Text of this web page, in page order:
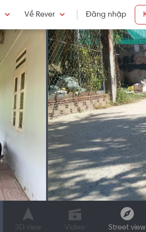
Về Rever Đăng nhập
3D view Video Street view